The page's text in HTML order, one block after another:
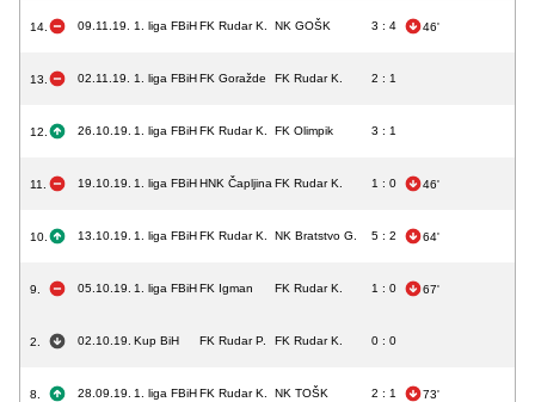
14. 09.11.19. 1. liga FBiHFK Rudar K. NK GOŠK 3 : 4 46'
13. 02.11.19. 1. liga FBiHFK Goražde FK Rudar K. 2 : 1
12. 26.10.19. 1. liga FBiHFK Rudar K. FK Olimpik 3 : 1
11. 19.10.19. 1. liga FBiHHNK Čapljina FK Rudar K. 1 : 0 46'
10. 13.10.19. 1. liga FBiHFK Rudar K. NK Bratstvo G. 5 : 2 64'
9. 05.10.19. 1. liga FBiHFK Igman FK Rudar K. 1 : 0 67'
2. 02.10.19. Kup BiH FK Rudar P. FK Rudar K. 0 : 0
8. 28.09.19. 1. liga FBiHFK Rudar K. NK TOŠK 2 : 1 73'